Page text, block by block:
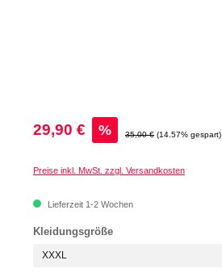
Verkaufspreis:
29,90 € % Regulärer Preis:
35,00 € (14.57% gespart)
Preise inkl. MwSt. zzgl. Versandkosten
Lieferzeit 1-2 Wochen
Kleidungsgrößeauswählen